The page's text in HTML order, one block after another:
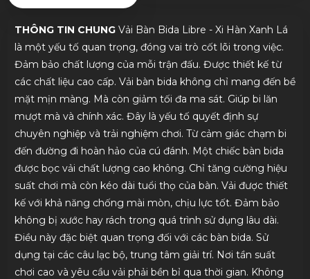
THÔNG TIN CHUNGVải Bàn Bida Libre - Xi Hàn Xanh Lá
là một yếu tố quan trọng, đóng vai trò cốt lõi trong việc.
Đảm bảo chất lượng của mỗi trận đấu. Được thiết kế từ
các chất liệu cao cấp. Vải bàn bida không chỉ mang đến bề
mặt mịn màng. Mà còn giảm tối đa ma sát. Giúp bi lăn
mượt mà và chính xác. Đây là yếu tố quyết định sự
chuyên nghiệp và trải nghiệm chơi. Từ cảm giác chạm bi
đến đường đi hoàn hảo của cú đánh. Một chiếc bàn bida
được bọc vải chất lượng cao không. Chỉ tăng cường hiệu
suất chơi mà còn kéo dài tuổi thọ của bàn. Vải được thiết
kế với khả năng chống mài mòn, chịu lực tốt. Đảm bảo
không bị xước hay rách trong quá trình sử dụng lâu dài.
Điều này đặc biệt quan trọng đối với các bàn bida. Sử
dụng tại các câu lạc bộ, trung tâm giải trí. Nơi tần suất
chơi cao và yêu cầu vải phải bền bỉ qua thời gian. Không